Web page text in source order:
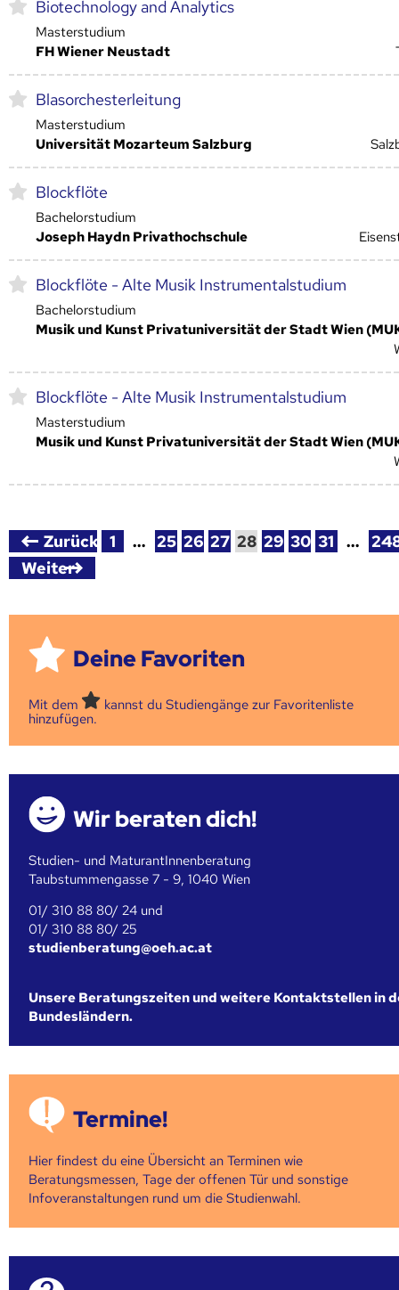
Biotechnology and Analytics
Masterstudium
FH Wiener Neustadt
Blasorchesterleitung
Masterstudium
Universität Mozarteum Salzburg
Blockflöte
Bachelorstudium
Joseph Haydn Privathochschule
Blockflöte - Alte Musik Instrumentalstudium
Bachelorstudium
Musik und Kunst Privatuniversität der Stadt Wien
Blockflöte - Alte Musik Instrumentalstudium
Masterstudium
Musik und Kunst Privatuniversität der Stadt Wien
Zurück 1 … 25 26 27 28 29 30 31 …
Weiter
Deine Favoriten
Mit dem
kannst du Studiengänge zur Favoritenliste
hinzufügen.
Wir beraten dich!
Studien- und MaturantInnenberatung
Taubstummengasse 7 - 9, 1040 Wien
01/ 310 88 80/ 24 und
01/ 310 88 80/ 25
studienberatung@oeh.ac.at
Unsere Beratungszeiten und weitere Kontaktstellen in
Bundesländern.
Termine!
Hier findest du eine Übersicht an Terminen wie
Beratungsmessen, Tage der offenen Tür und sonstige
Infoveranstaltungen rund um die Studienwahl.